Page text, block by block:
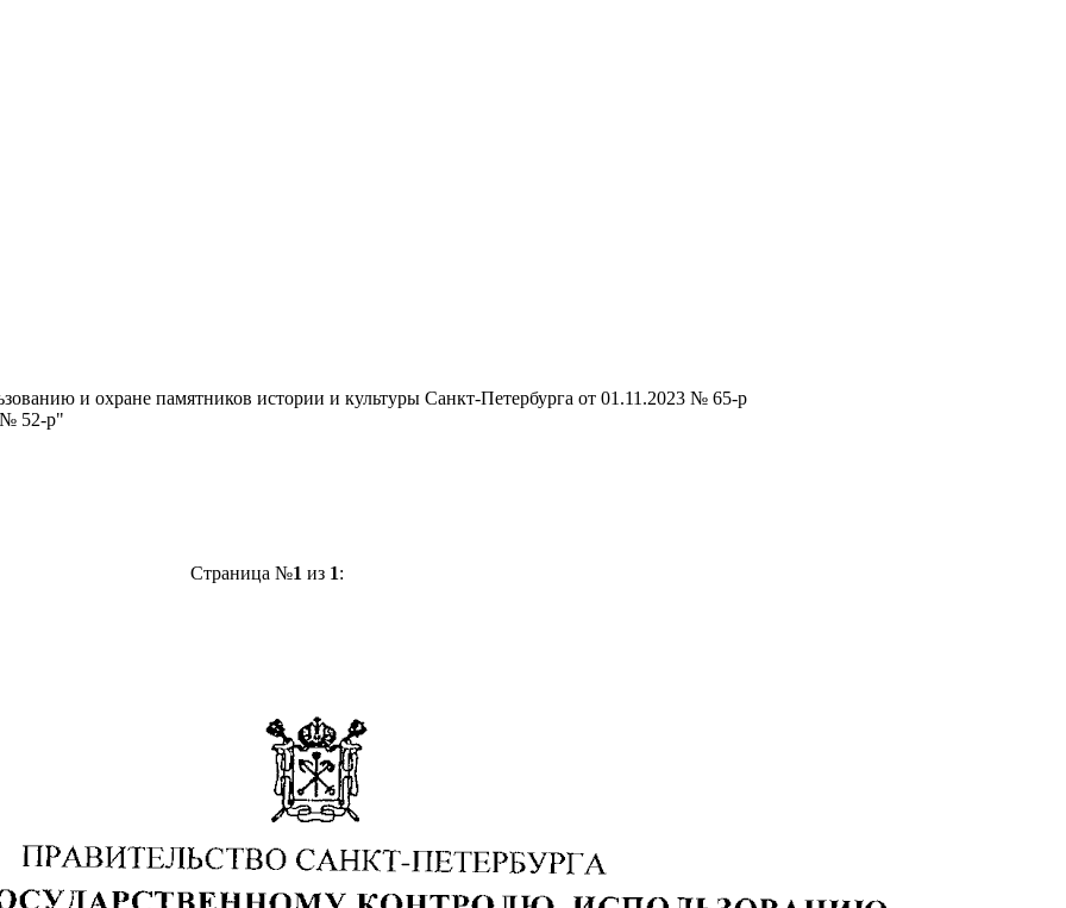
и охране памятников истории и культуры Санкт-Петербурга от 01.11.2023 № 65-р
№ 52-р"
Страница №1 из 1: